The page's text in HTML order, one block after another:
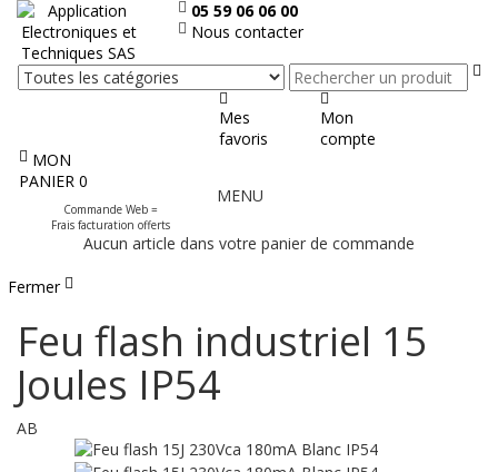
05 59 06 06 00
Nous contacter
Mes
favoris
Mon
compte
MON
PANIER 0
Commande Web =
Frais facturation offerts
le
MENU
Aucun article dans votre panier de commande
Fermer
Feu flash industriel 15
Joules IP54
AB